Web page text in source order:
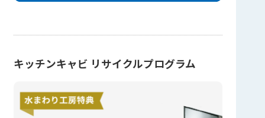
キッチンキャビ リサイクルプログラム